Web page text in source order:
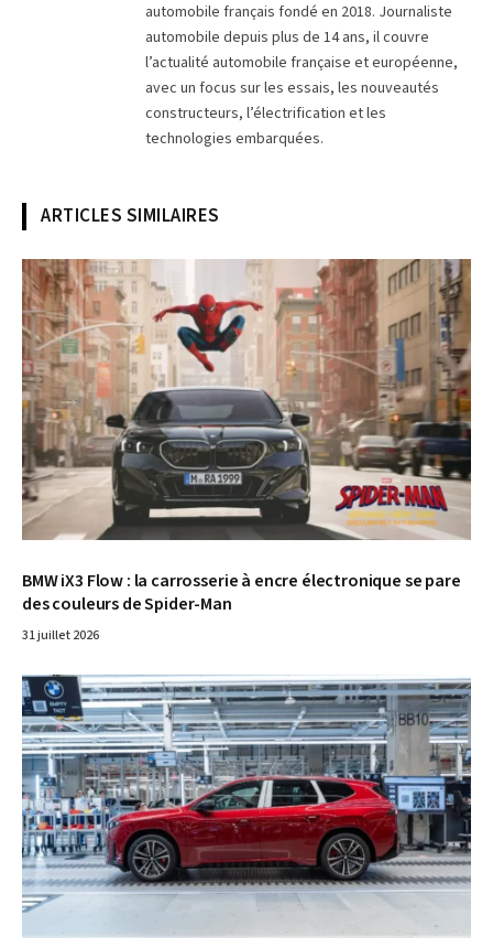
automobile français fondé en 2018. Journaliste
automobile depuis plus de 14 ans, il couvre
l’actualité automobile française et européenne,
avec un focus sur les essais, les nouveautés
constructeurs, l’électrification et les
technologies embarquées.
ARTICLES SIMILAIRES
© BMW
BMW iX3 Flow : la carrosserie à encre électronique se pare
des couleurs de Spider-Man
31 juillet 2026
© BMW